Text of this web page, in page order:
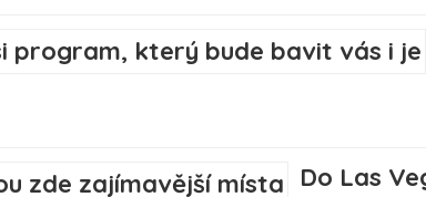
Do Las